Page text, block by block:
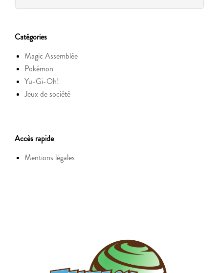
Catégories
Magic Assemblée
Pokémon
Yu-Gi-Oh!
Jeux de société
Accès rapide
Mentions légales